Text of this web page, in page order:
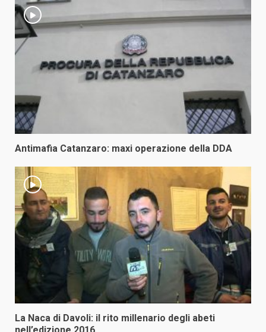
Antimafia Catanzaro: maxi operazione della DDA
La Naca di Davoli: il rito millenario degli abeti